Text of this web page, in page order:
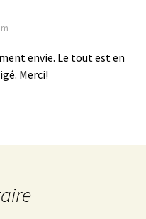
envie. Le tout est en
Merci!